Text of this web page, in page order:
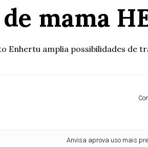
mama
Enhertu amplia possibilidades de
Anvisa aprova uso mais precoce